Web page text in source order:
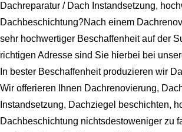
Dachreparatur / Dach Instandsetzung,
Dachbeschichtung?Nach einem
sehr hochwertiger Beschaffenheit auf der
richtigen Adresse sind Sie hierbei bei
In bester Beschaffenheit produzieren wir
Wir offerieren Ihnen Dachrenovierung,
Instandsetzung, Dachziegel beschichten,
Dachbeschichtung nichtsdestoweniger zu